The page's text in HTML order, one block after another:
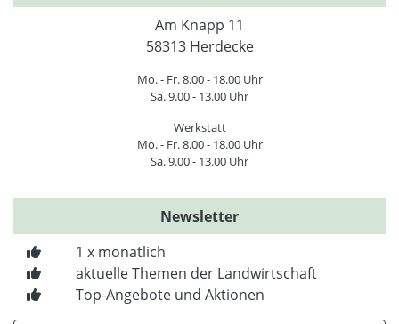
Am Knapp 11
58313 Herdecke
Mo. - Fr. 8.00 - 18.00 Uhr
Sa. 9.00 - 13.00 Uhr
Werkstatt
Mo. - Fr. 8.00 - 18.00 Uhr
Sa. 9.00 - 13.00 Uhr
Newsletter
1 x monatlich
aktuelle Themen der Landwirtschaft
Top-Angebote und Aktionen